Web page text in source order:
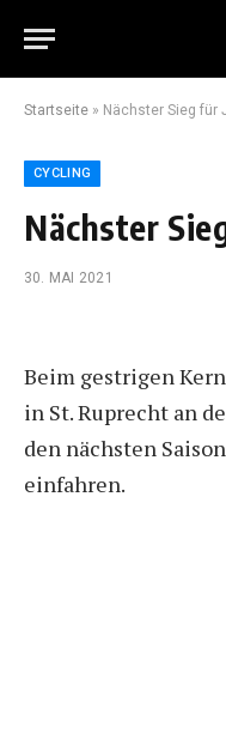
Startseite » Nächster Sieg für
CYCLING
Nächster
30. MAI 2021
Beim gestrigen
in St. Ruprecht an
den nächsten
einfahren.